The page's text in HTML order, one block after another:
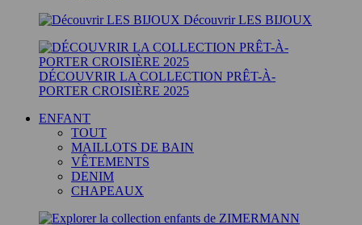
Découvrir LES BIJOUX
DÉCOUVRIR LA COLLECTION PRÊT-À-
PORTER CROISIÈRE 2025
ENFANT
TOUT
MAILLOTS DE BAIN
VÊTEMENTS
DENIM
CHAPEAUX